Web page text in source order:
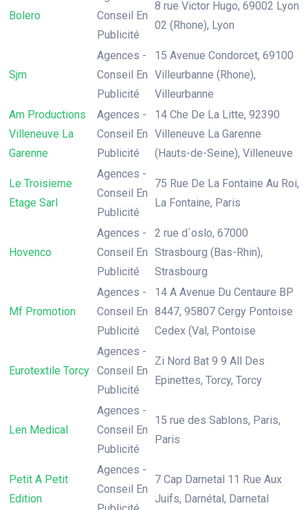
Bolero
Conseil En
Publicité
8 rue Victor Hugo, 69002 Lyon
02 (Rhone), Lyon
Sjm
Agences -
Conseil En
Publicité
15 Avenue Condorcet, 69100
Villeurbanne (Rhone),
Villeurbanne
Am Productions
Villeneuve La
Garenne
Agences -
Conseil En
Publicité
14 Che De La Litte, 92390
Villeneuve La Garenne
(Hauts-de-Seine), Villeneuve
Le Troisieme
Etage Sarl
Agences -
Conseil En
Publicité
75 Rue De La Fontaine Au Roi,
La Fontaine, Paris
Hovenco
Agences -
Conseil En
Publicité
2 rue d´oslo, 67000
Strasbourg (Bas-Rhin),
Strasbourg
Mf Promotion
Agences -
Conseil En
Publicité
14 A Avenue Du Centaure BP
8447, 95807 Cergy Pontoise
Cedex (Val, Pontoise
Eurotextile Torcy
Agences -
Conseil En
Publicité
Zi Nord Bat 9 9 All Des
Epinettes, Torcy, Torcy
Len Medical
Agences -
Conseil En
Publicité
15 rue des Sablons, Paris,
Paris
Petit A Petit
Edition
Agences -
Conseil En
7 Cap Darnetal 11 Rue Aux
Juifs, Darnétal, Darnetal